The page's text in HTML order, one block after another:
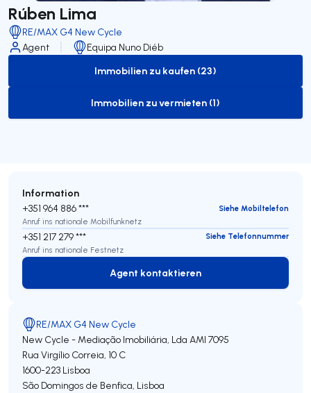
Rúben Lima
RE/MAX G4 New Cycle
Agent
Equipa Nuno Diéb
to-buy-listing
Immobilien zu kaufen (23)
to-rent-listing
Immobilien zu vermieten (1)
Information
+351 964 886 ***
Siehe Mobiltelefon
Anruf ins nationale Mobilfunknetz
+351 217 279 ***
Siehe Telefonnummer
Anruf ins nationale Festnetz
Agent kontaktieren
Agent kontaktieren
RE/MAX G4 New Cycle
New Cycle - Mediação Imobiliária, Lda AMI 7095
Rua Virgílio Correia, 10 C
1600-223 Lisboa
São Domingos de Benfica, Lisboa